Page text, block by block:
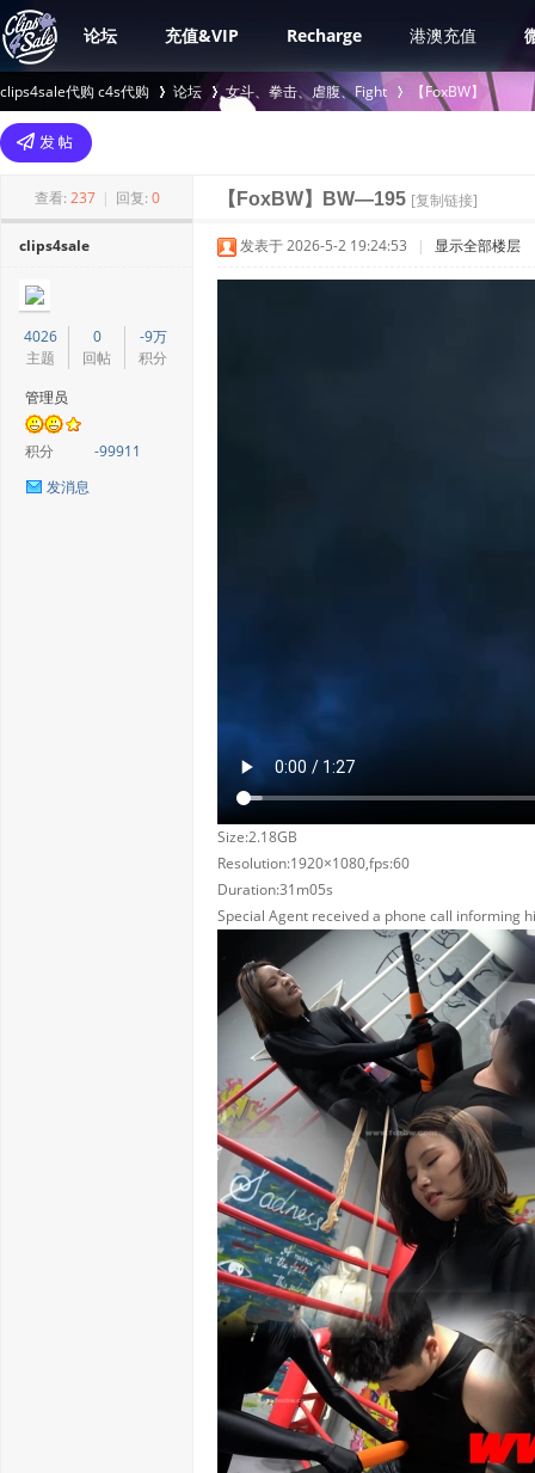
论坛 充值&VIP Recharge 港澳充值
clips4sale代购 c4s代购
>
论坛 女斗、拳击、虐腹、Fight
›
【FoxBW】
查看: 237 | 回复: 0 【FoxBW】BW—195 [复制链接]
clips4sale
4026
主题
0
回帖
-9万
积分
管理员
积分
-99911
发消息
发表于 2026-5-2 19:24:53 | 显示全部楼层
Size:2.18GB
Resolution:1920×1080,fps:60
Duration:31m05s
Special Agent received a phone call informing